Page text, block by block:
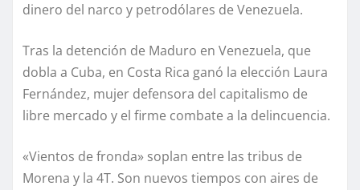
dinero del narco y petrodólares de Venezuela.
Tras la detención de Maduro en Venezuela, que
dobla a Cuba, en Costa Rica ganó la elección Laura
Fernández, mujer defensora del capitalismo de
libre mercado y el firme combate a la delincuencia.
«Vientos de fronda» soplan entre las tribus de
Morena y la 4T. Son nuevos tiempos con aires de